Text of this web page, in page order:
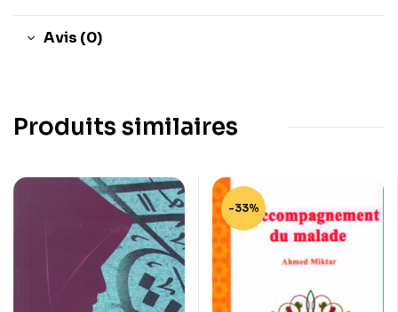
Avis (0)
Produits similaires
-33%